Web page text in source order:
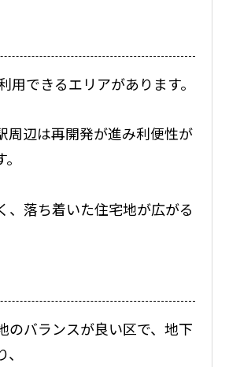
用できるエリアがあります。
周辺は再開発が進み利便性が
、落ち着いた住宅地が広がる
のバランスが良い区で、地下